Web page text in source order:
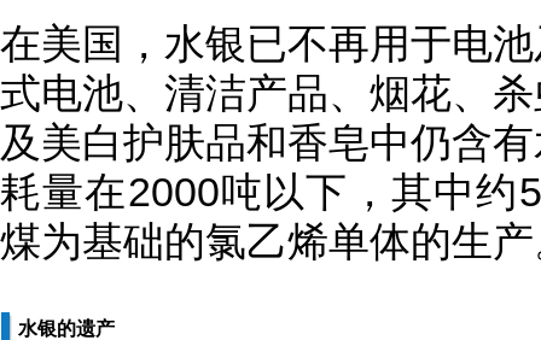
在美国，水银已不再用于电
式电池、清洁产品、烟花、
及美白护肤品和香皂中仍含
耗量在2000吨以下，其中约
煤为基础的氯乙烯单体的生
水银的遗产